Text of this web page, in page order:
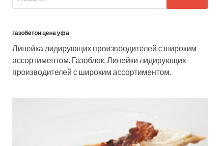
газобетон цена уфа
Линейка лидирующих произвоодителей с широким
ассортиментом. Газоблок. Линейки лидирующих
производителей с широким ассортиментом.